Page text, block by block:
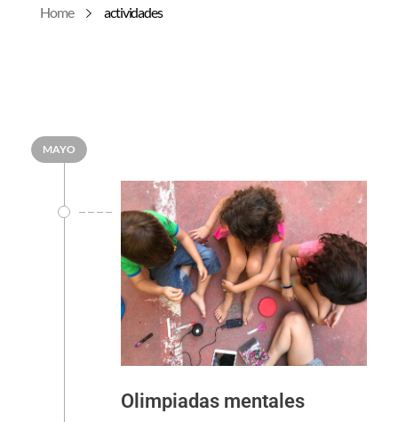
Home actividades
MAYO
Olimpiadas mentales